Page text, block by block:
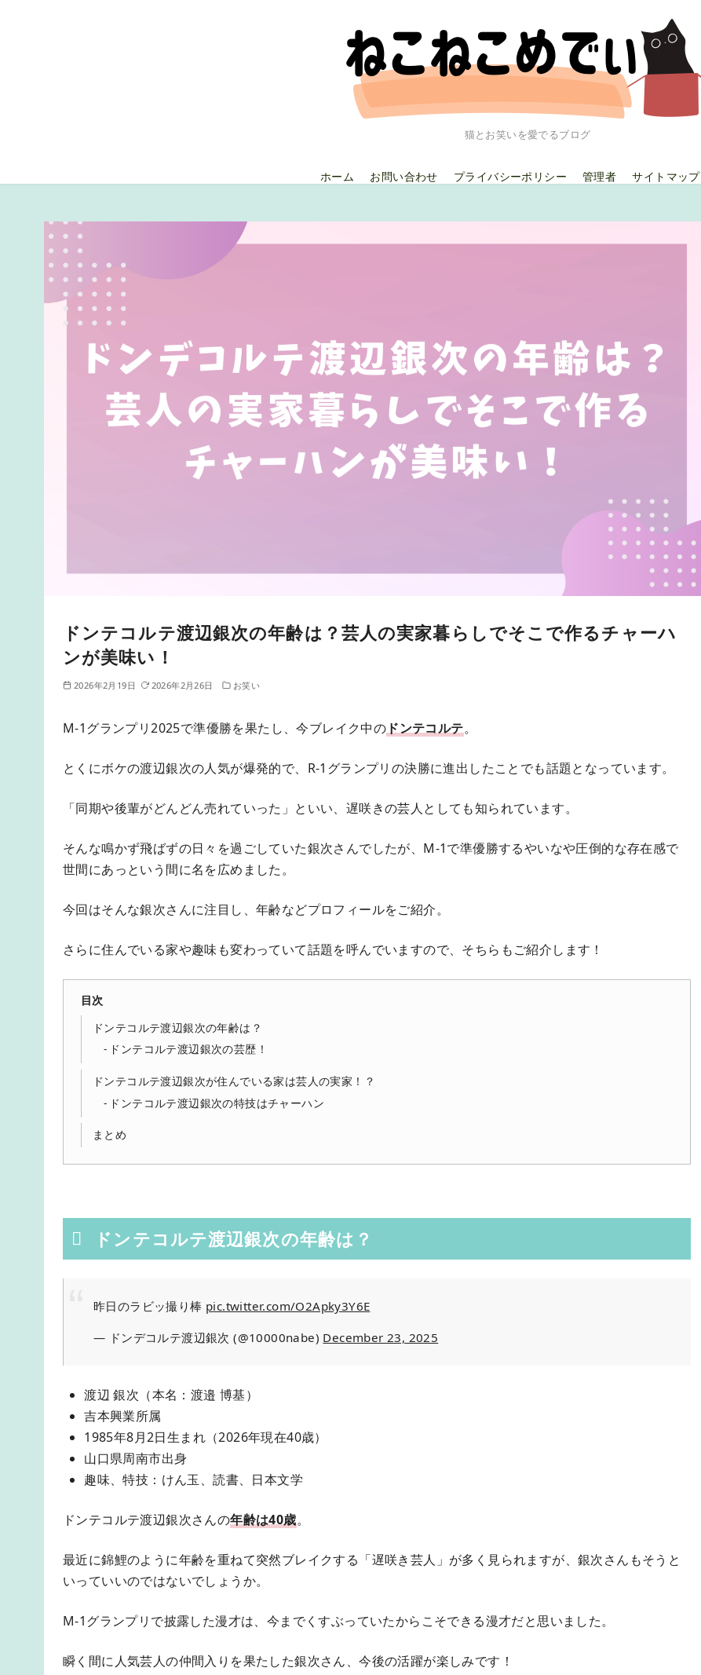
猫とお笑いを愛でるブログ
ホーム お問い合わせ プライバシーポリシー 管理者 サイトマップ
ドンテコルテ渡辺銀次の年齢は？芸人の実家暮らしでそこで作るチャーハ
ンが美味い！
2026年2月19日 2026年2月26日 お笑い
M-1グランプリ2025で準優勝を果たし、今ブレイク中の ドンテコルテ。
とくにボケの渡辺銀次の人気が爆発的で、R-1グランプリの決勝に進出したことでも話題となっています。
「同期や後輩がどんどん売れていった」といい、遅咲きの芸人としても知られています。
そんな鳴かず飛ばずの日々を過ごしていた銀次さんでしたが、M-1で準優勝するやいなや圧倒的な存在感で
世間にあっという間に名を広めました。
今回はそんな銀次さんに注目し、年齢などプロフィールをご紹介。
さらに住んでいる家や趣味も変わっていて話題を呼んでいますので、そちらもご紹介します！
目次
ドンテコルテ渡辺銀次の年齢は？
ドンテコルテ渡辺銀次の芸歴！
ドンテコルテ渡辺銀次が住んでいる家は芸人の実家！？
ドンテコルテ渡辺銀次の特技はチャーハン
まとめ
ドンテコルテ渡辺銀次の年齢は？
昨日のラビッ撮り棒 pic.twitter.com/O2Apky3Y6E
— ドンデコルテ渡辺銀次 (@10000nabe) December 23, 2025
渡辺 銀次（本名：渡邉 博基）
吉本興業所属
1985年8月2日生まれ（2026年現在40歳）
山口県周南市出身
趣味、特技：けん玉、読書、日本文学
ドンテコルテ渡辺銀次さんの年齢は40歳。
最近に錦鯉のように年齢を重ねて突然ブレイクする「遅咲き芸人」が多く見られますが、銀次さんもそうと
いっていいのではないでしょうか。
M-1グランプリで披露した漫才は、今までくすぶっていたからこそできる漫才だと思いました。
瞬く間に人気芸人の仲間入りを果たした銀次さん、今後の活躍が楽しみです！